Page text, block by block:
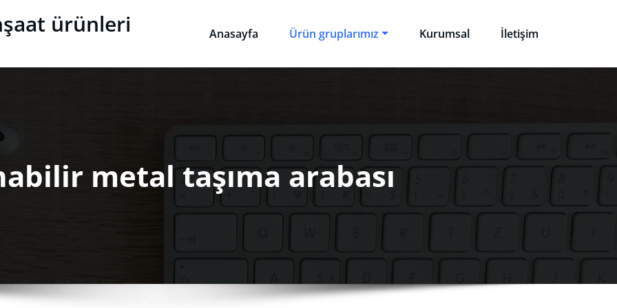
ürünleri Anasayfa Ürün gruplarımız Kurumsal İletişim
metal taşıma arabası